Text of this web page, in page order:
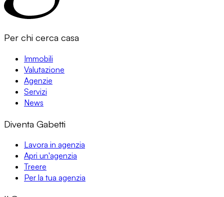
Per chi cerca casa
Immobili
Valutazione
Agenzie
Servizi
News
Diventa Gabetti
Lavora in agenzia
Apri un'agenzia
Treere
Per la tua agenzia